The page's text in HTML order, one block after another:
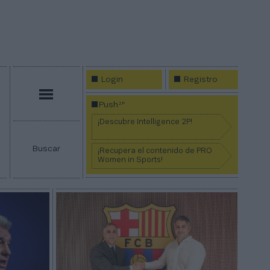
Buscar
Login Registro
Push2P
¡Descubre Intelligence 2P!
¡Recupera el contenido de PRO
Women in Sports!